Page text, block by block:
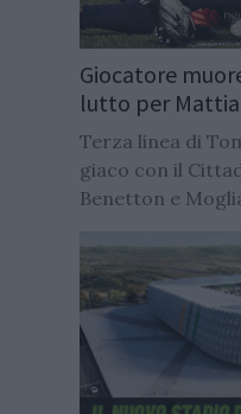
Giocatore
lutto per
Terza linea di
giaco con il
Benetton e